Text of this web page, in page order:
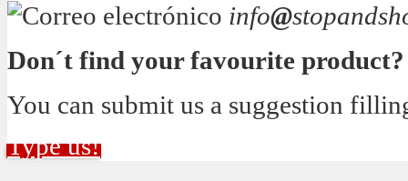
info@
Don´t find your favourite product?
You can submit us a suggestion
Type us!